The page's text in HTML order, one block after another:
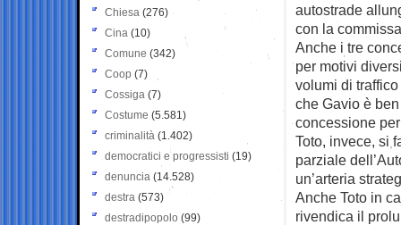
autostrade
con la
Anche i tre
per motivi
volumi di
che Gavio è
concessione
Toto, invece, si
parziale
un’arteria
Anche Toto in
rivendica il
Chiesa (276)
Cina (10)
Comune (342)
Coop (7)
Cossiga (7)
Costume (5.581)
criminalità (1.402)
democratici e progressisti (19)
denuncia (14.528)
destra (573)
destradipopolo (99)